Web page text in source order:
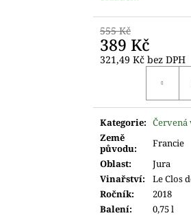
555 Kč
389 Kč
321,49 Kč bez DPH
Kategorie: Červená
Země
původu:
Francie
Oblast:
Jura
Vinařství:
Le Clos
Ročník:
2018
Balení:
0,75 l